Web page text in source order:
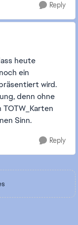
Reply
heute
ein
wird.
denn ohne
Sinn.
Reply